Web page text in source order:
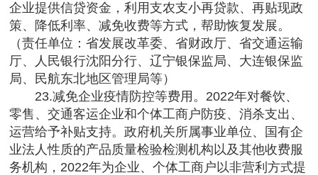
企业提供信贷资金，利用支农支小再贷款、再贴现政
策、降低利率、减免收费等方式，帮助恢复发展。
（责任单位：省发展改革委、省财政厅、省交通运输
厅、人民银行沈阳分行、辽宁银保监局、大连银保监
局、民航东北地区管理局等）
23.减免企业疫情防控等费用。2022年对餐饮、
零售、交通客运企业和个体工商户防疫、消杀支出、
运营给予补贴支持。政府机关所属事业单位、国有企
业法人性质的产品质量检验检测机构以及其他收费服
务机构，2022年为企业、个体工商户以非营利方式提